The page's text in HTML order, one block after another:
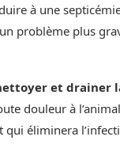
à une
problème plus
et drainer
douleur à
qui éliminera